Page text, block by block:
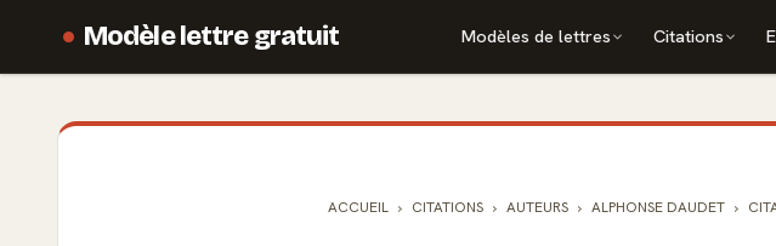
Modèle lettre gratuit Modèles de lettres Citations
ACCUEIL CITATIONS AUTEURS ALPHONSE DAUDET